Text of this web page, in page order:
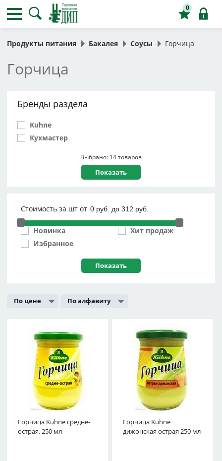
0
Продукты питания Бакалея Соусы Горчица
Горчица
Бренды раздела
Kuhne
Кухмастер
Выбрано: 14 товаров
Стоимость за шт от
Новинка
Избранное
Хит продаж
По цене По алфавиту
Горчица Kuhne средне-
острая, 250 мл
Горчица Kuhne
дижонская острая 250 мл